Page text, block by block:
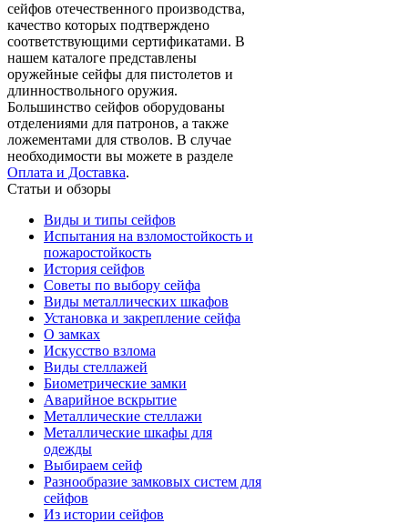
сейфов отечественного производства,
качество которых подтверждено
соответствующими сертификатами. В
нашем каталоге представлены
оружейные сейфы для пистолетов и
длинноствольного оружия.
Большинство сейфов оборудованы
отделениями для патронов, а также
ложементами для стволов. В случае
необходимости вы можете в разделе
Оплата и Доставка.
Статьи и обзоры
Виды и типы сейфов
Испытания на взломостойкость и
пожаростойкость
История сейфов
Советы по выбору сейфа
Виды металлических шкафов
Установка и закрепление сейфа
О замках
Искусство взлома
Виды стеллажей
Биометрические замки
Аварийное вскрытие
Металлические стеллажи
Металлические шкафы для
одежды
Выбираем сейф
Разнообразие замковых систем для
сейфов
Из истории сейфов